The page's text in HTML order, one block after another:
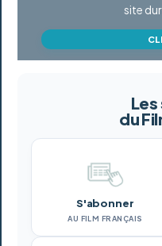
site
du
S'abonner
AU FILM FRANÇAIS